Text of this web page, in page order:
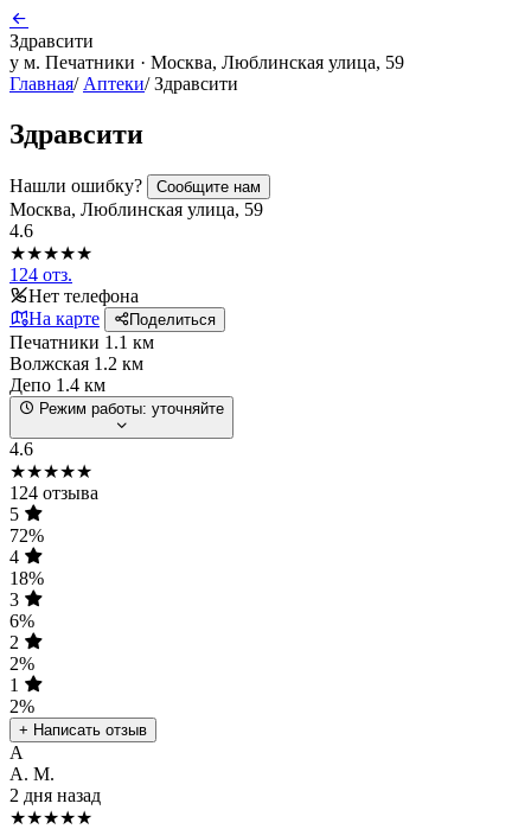
Здравсити
у м. Печатники · Москва, Люблинская улица, 59
Главная/ Аптеки/ Здравсити
Здравсити
Нашли ошибку? Сообщите нам
Москва, Люблинская улица, 59
4.6
★★★★★
124 отз.
Нет телефона
На карте
Поделиться
Печатники 1.1 км
Волжская 1.2 км
Депо 1.4 км
Режим работы: уточняйте
4.6
★★★★★
124 отзыва
5
72%
4
18%
3
6%
2
2%
1
2%
+ Написать отзыв
А
А. М.
2 дня назад
★★★★★